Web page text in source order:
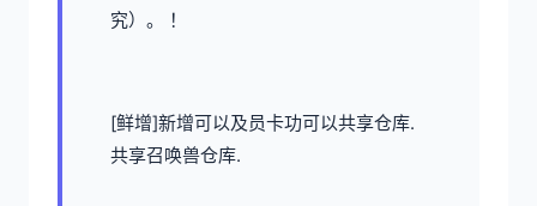
究）。 ！
[鲜增]新增可以及员卡功可以共享仓库.
共享召唤兽仓库.